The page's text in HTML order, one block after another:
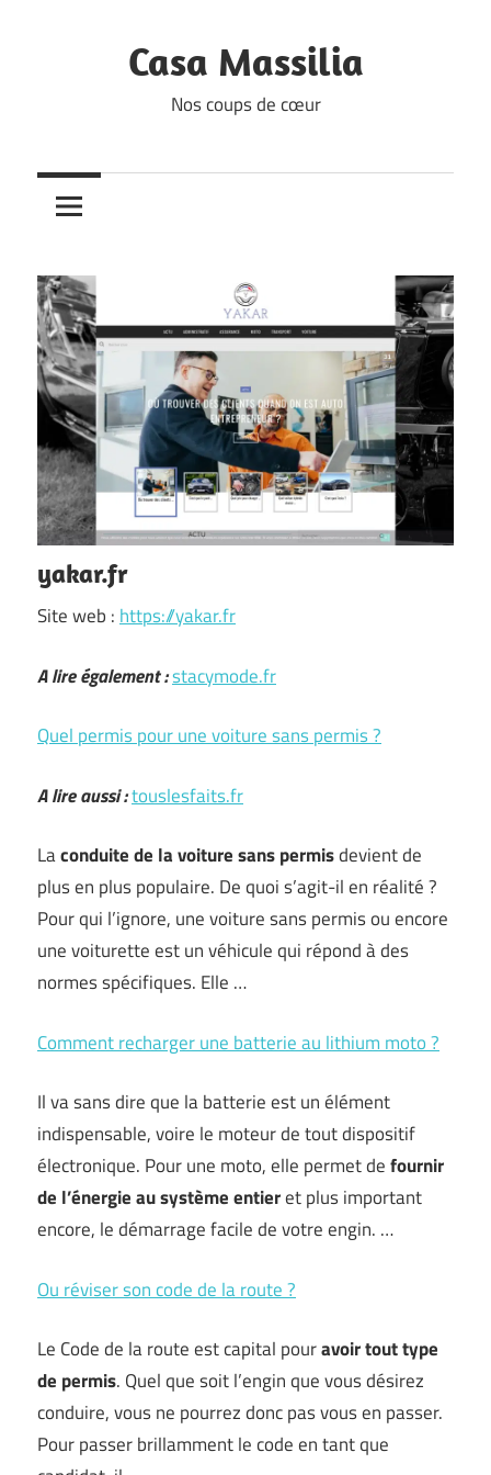
Casa Massilia
Nos coups de cœur
yakar.fr
Site web : https://yakar.fr
A lire également :stacymode.fr
Quel permis pour une voiture sans permis ?
A lire aussi :touslesfaits.fr
Laconduite de la voiture sans permisdevient de
plus en plus populaire. De quoi s’agit-il en réalité ?
Pour qui l’ignore, une voiture sans permis ou encore
une voiturette est un véhicule qui répond à des
normes spécifiques. Elle …
Comment recharger une batterie au lithium moto ?
Il va sans dire que la batterie est un élément
indispensable, voire le moteur de tout dispositif
électronique. Pour une moto, elle permet defournir
de l’énergie au système entieret plus important
encore, le démarrage facile de votre engin. …
Ou réviser son code de la route ?
Le Code de la route est capital pouravoir tout type
de permis. Quel que soit l’engin que vous désirez
conduire, vous ne pourrez donc pas vous en passer.
Pour passer brillamment le code en tant que